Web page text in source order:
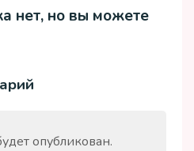
нет, но вы можете
опубликован.